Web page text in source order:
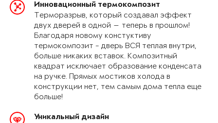
Инновационный термокомпозит
Терморазрыв, который создавал эффект
двух дверей в одной — теперь в прошлом!
Благодаря новому констуктиву
термокомпозит - дверь ВСЯ теплая внутри,
больше никаких вставок. Композитный
квадрат исключает образование конденсата
на ручке. Прямых мостиков холода в
конструкции нет, тем самым дома тепла еще
больше!
Уникальный дизайн